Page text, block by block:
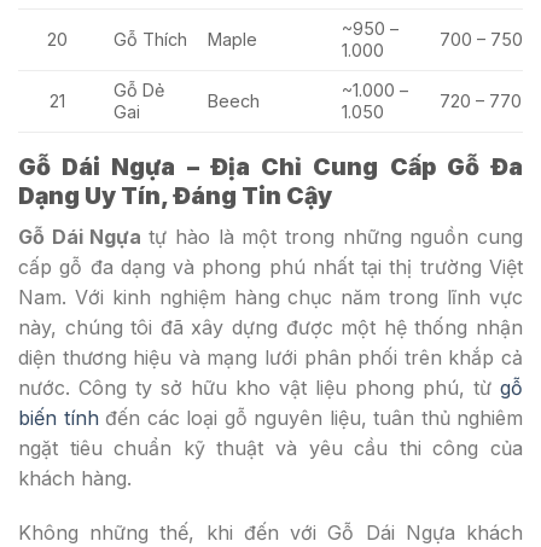
20 Gỗ Thích Maple
~950 –
1.000
700 – 750
21
Gỗ Dẻ
Gai
Beech
~1.000 –
1.050
720 – 770
Gỗ Dái Ngựa – Địa Chỉ Cung Cấp Gỗ Đa
Dạng Uy Tín, Đáng Tin Cậy
Gỗ Dái Ngựatự hào là một trong những nguồn cung
cấp gỗ đa dạng và phong phú nhất tại thị trường Việt
Nam. Với kinh nghiệm hàng chục năm trong lĩnh vực
này, chúng tôi đã xây dựng được một hệ thống nhận
diện thương hiệu và mạng lưới phân phối trên khắp cả
nước. Công ty sở hữu kho vật liệu phong phú, từ gỗ
biến tính đến các loại gỗ nguyên liệu, tuân thủ nghiêm
ngặt tiêu chuẩn kỹ thuật và yêu cầu thi công của
khách hàng.
Không những thế, khi đến với Gỗ Dái Ngựa khách